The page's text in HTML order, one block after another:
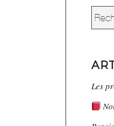
Les